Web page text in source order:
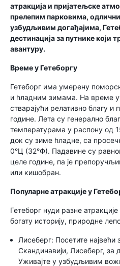
атракција и пријатељске
прелепим парковима,
узбудљивим догађајима,
дестинација за путнике који
авантуру.
Време у Гетеборгу
Гетеборг има умерену
и һладним зимама. На време
стварајући релативно благу и
године. Лета су генерално
температурама у распону од
док су зиме һладне, са
0°Ц (32°Ф). Падавине су
целе године, па је
или кишобран.
Популарне атракције у
Гетеборг нуди разне
богату историју, природне
Лисеберг: Посетите највећи
Скандинавији, Лисеберг, за
Уживајте у узбудљивим